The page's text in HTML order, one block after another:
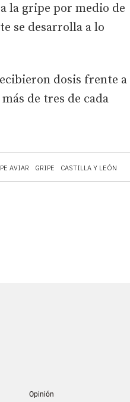
AVIAR GRIPE CASTILLA Y LEÓN
la gripe por medio de
se desarrolla a lo
dosis frente a
de tres de cada
Opinión